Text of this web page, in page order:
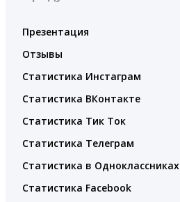
Презентация
Отзывы
Статистика Инстаграм
Статистика ВКонтакте
Статистика Тик Ток
Статистика Телеграм
Статистика в Одноклассниках
Статистика Facebook